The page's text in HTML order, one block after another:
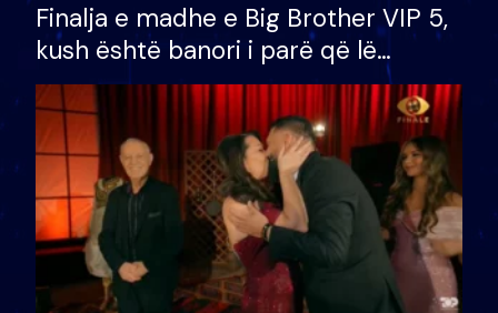
Finalja e madhe e Big Brother VIP 5,
kush është banori i parë që lë
shtëpinë dhe humb mundësinë për
të fituar çmimin e madh